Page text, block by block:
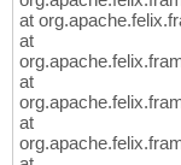
at
at
at
at